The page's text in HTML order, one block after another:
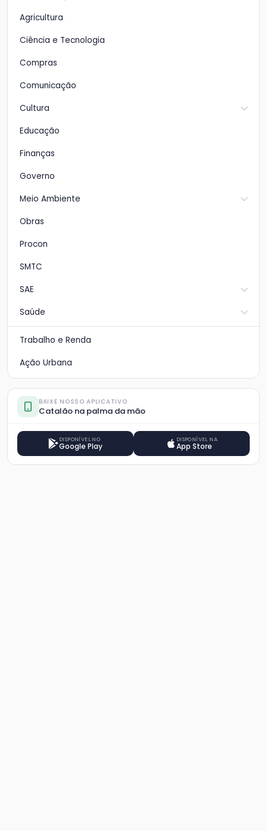
Agricultura
Ciência e Tecnologia
Compras
Comunicação
Cultura
Educação
Finanças
Governo
Meio Ambiente
Obras
Procon
SMTC
SAE
Saúde
Trabalho e Renda
Ação Urbana
BAIXE NOSSO APLICATIVO
Catalão na palma da mão
DISPONÍVEL NO
Google Play
DISPONÍVEL NA
App Store